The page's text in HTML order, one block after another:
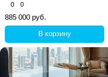
0 0
885 000 руб.
В корзину